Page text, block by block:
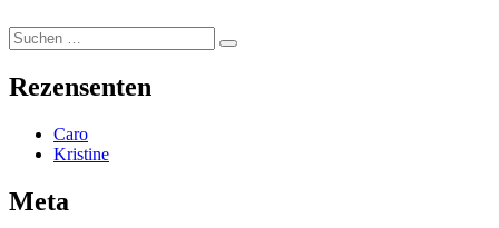
Suchen
nach:
Suchen
Rezensenten
Caro
Kristine
Meta